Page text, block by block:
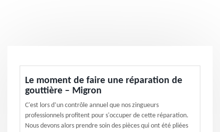
Le moment de faire une réparation de
gouttière – Migron
C'est lors d’un contrôle annuel que nos zingueurs
professionnels profitent pour s'occuper de cette réparation.
Nous devons alors prendre soin des pièces qui ont été pliées